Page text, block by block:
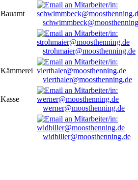
Bauamt
strohmaier@moosthenning.de
Kämmerei
vierthaler@moosthenning.de
Kasse
werner@moosthenning.de
widbiller@moosthenning.de